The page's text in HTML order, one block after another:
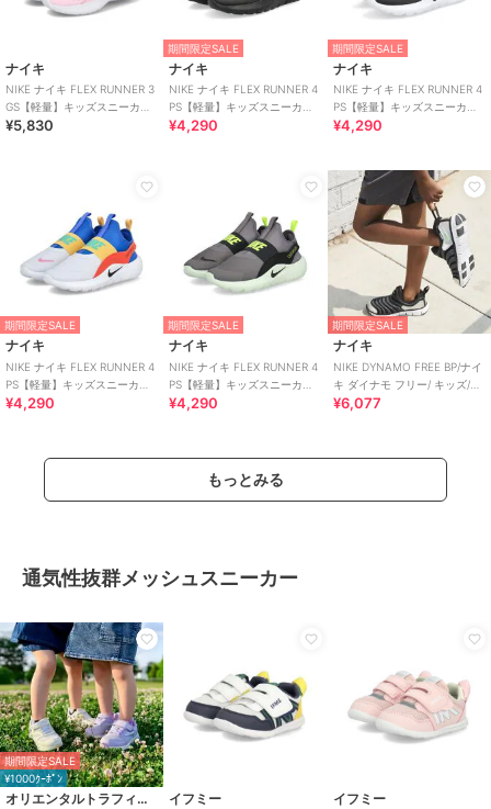
ナイキ
NIKE ナイキ FLEX RUNNER 3
GS【軽量】キッズスニーカー
スリッポン
¥5,830
期間限定SALE
ナイキ
NIKE ナイキ FLEX RUNNER 4
PS【軽量】キッズスニーカー
スリッポン 子供靴
¥4,290
期間限定SALE
ナイキ
NIKE ナイキ FLEX RUNNER 4
PS【軽量】キッズスニーカー
スリッポン 子供靴
¥4,290
期間限定SALE
ナイキ
NIKE ナイキ FLEX RUNNER 4
PS【軽量】キッズスニーカー
スリッポン 子供靴
¥4,290
期間限定SALE
ナイキ
NIKE ナイキ FLEX RUNNER 4
PS【軽量】キッズスニーカー
スリッポン 子供靴
¥4,290
期間限定SALE
ナイキ
NIKE DYNAMO FREE BP/ナイ
キ ダイナモ フリー/ キッズ/ス
リッポン
¥6,077
もっとみる
通気性抜群メッシュスニーカー
期間限定SALE
¥1000ｸｰﾎﾟﾝ
オリエンタルトラフィック イフミー イフミー